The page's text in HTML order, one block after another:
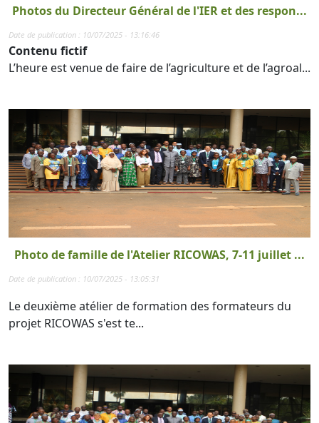
Photos du Directeur Général de l'IER et des respon...
Date de publication : 10/07/2025 - 13:16:46
Contenu fictif
L’heure est venue de faire de l’agriculture et de l’agroal...
Photo de famille de l'Atelier RICOWAS, 7-11 juillet ...
Date de publication : 10/07/2025 - 13:05:31
Le deuxième atélier de formation des formateurs du
projet RICOWAS s'est te...